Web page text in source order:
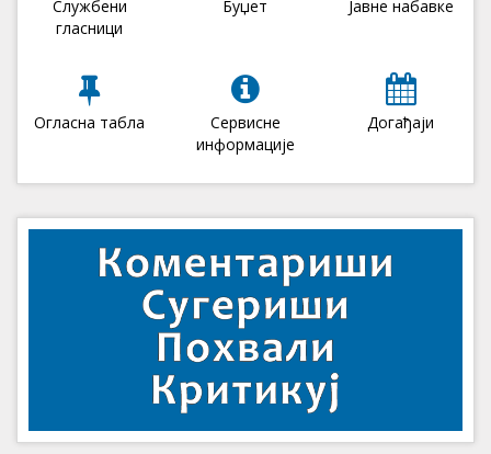
Службени
гласници
Буџет Јавне набавке
Огласна табла
Сервисне
информације
Догађаји